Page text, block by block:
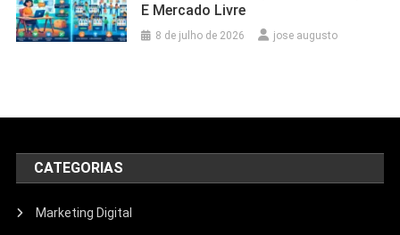
E Mercado Livre
8 de julho de 2026 jose augusto
CATEGORIAS
Marketing Digital